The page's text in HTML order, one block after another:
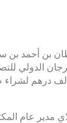
بن أحمد بن
الدولي
ألف درهم لرعاية
عام